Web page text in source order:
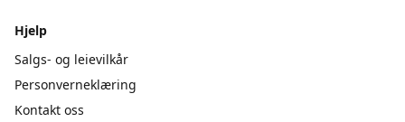
Hjelp
Salgs- og leievilkår
Personverneklæring
Kontakt oss